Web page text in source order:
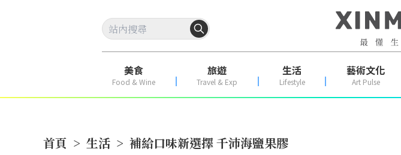
美食
Food & Wine
旅遊
Travel & Exp
生活
Lifestyle
藝術文化
Art Pulse
首頁 > 生活 > 補給口味新選擇 千沛海鹽果膠